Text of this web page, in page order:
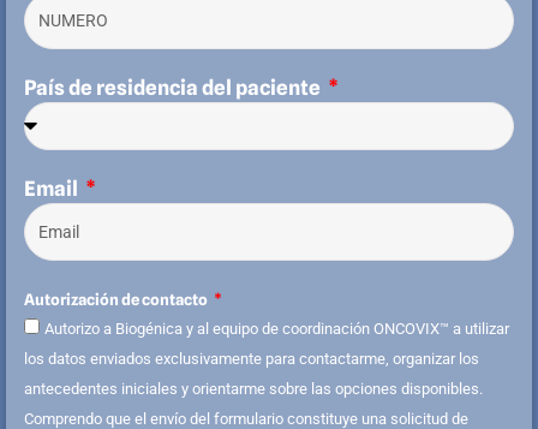
País de residencia del paciente
Email
Autorización de contacto
Autorizo a Biogénica y al equipo de coordinación ONCOVIX™ a utilizar
los datos enviados exclusivamente para contactarme, organizar los
antecedentes iniciales y orientarme sobre las opciones disponibles.
Comprendo que el envío del formulario constituye una solicitud de